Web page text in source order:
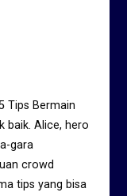
Tips Bermain
baik. Alice, hero
gara
crowd
tips yang bisa